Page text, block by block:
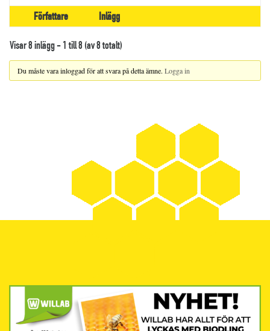
Författare Inlägg
Visar 8 inlägg - 1 till 8 (av 8 totalt)
Du måste vara inloggad för att svara på detta ämne. Logga in